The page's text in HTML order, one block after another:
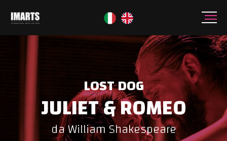
LOST DOG
JULIET & ROMEO
da William Shakespeare